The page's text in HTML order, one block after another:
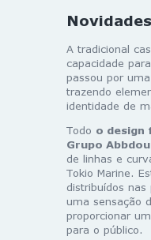
Novidades
A tradicional
capacidade
passou por
trazendo
identidade de
Todo o design
Grupo Abbdou
de linhas e
Tokio Marine.
distribuídos
uma sensação
proporcionar
para o público.